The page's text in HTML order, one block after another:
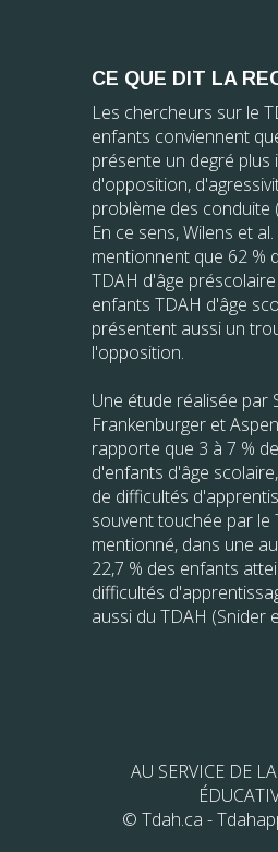
CE QUE DIT LA
Les chercheurs sur le
enfants conviennent
présente un degré plus
d'opposition,
problème des conduite
En ce sens, Wilens et
mentionnent que 62 %
TDAH d'âge
enfants TDAH d'âge
présentent aussi un
l'opposition.
Une étude réalisée par
Frankenburger et
rapporte que 3 à 7 %
d'enfants d'âge
de difficultés
souvent touchée par le
mentionné, dans une
22,7 % des enfants
difficultés
aussi du TDAH (Snider
AU SERVICE DE
© Tdah.ca -